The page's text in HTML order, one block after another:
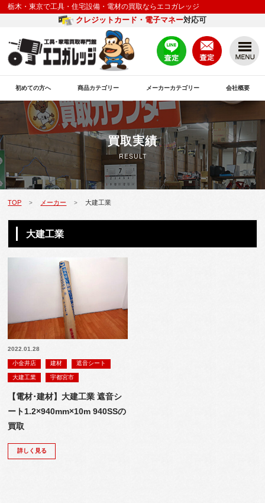
栃木・東京で工具・住宅設備・電材の買取ならエコガレッジ
クレジットカード・電子マネー対応可
初めての方へ 商品カテゴリー メーカーカテゴリー 会社概要
買取実績
RESULT
TOP > メーカー > 大建工業
大建工業
2022.01.28
小金井店 建材 遮音シート
大建工業 宇都宮市
【電材･建材】大建工業 遮音シ
ート1.2×940mm×10m 940SSの
買取
詳しく見る